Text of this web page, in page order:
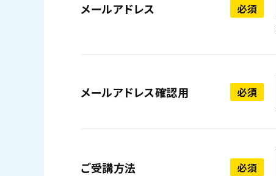
メールアドレス 必須
メールアドレス確認用 必須
ご受講方法 必須